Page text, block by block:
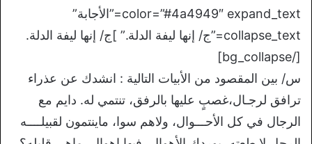
color=”#4a4949″ expand_text=”الأجابة”
collapse_text=”ج/ إنها ليفة الدلة.” ]ج/ إنها ليفة الدلة.
[/bg_collapse]
س/ بين المقصود من الأبيات التالية : انشدك عن عذراء
ترافق لرجـال،غصبٍ عليها بالرفق، تنتمي له. دايم مع
الرجال في كل الأحـــوال، ولاهم سوا، ماينتمون لقبيلــــه